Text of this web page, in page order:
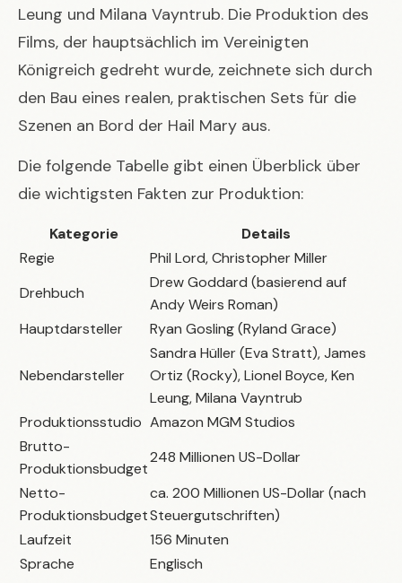
Leung und Milana Vayntrub. Die Produktion des
Films, der hauptsächlich im Vereinigten
Königreich gedreht wurde, zeichnete sich durch
den Bau eines realen, praktischen Sets für die
Szenen an Bord der Hail Mary aus.
Die folgende Tabelle gibt einen Überblick über
die wichtigsten Fakten zur Produktion:
Kategorie
Details
Regie
Phil Lord, Christopher Miller
Drehbuch
Drew Goddard (basierend auf
Andy Weirs Roman)
Hauptdarsteller
Ryan Gosling (Ryland Grace)
Nebendarsteller
Sandra Hüller (Eva Stratt), James
Ortiz (Rocky), Lionel Boyce, Ken
Leung, Milana Vayntrub
Produktionsstudio Amazon MGM Studios
Brutto-
Produktionsbudget
248 Millionen US-Dollar
Netto-
Produktionsbudget
ca. 200 Millionen US-Dollar (nach
Steuergutschriften)
Laufzeit
156 Minuten
Sprache
Englisch